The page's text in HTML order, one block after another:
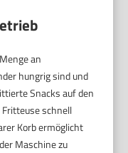
an
hungrig sind und
Snacks auf den
schnell
Korb ermöglicht
Maschine zu